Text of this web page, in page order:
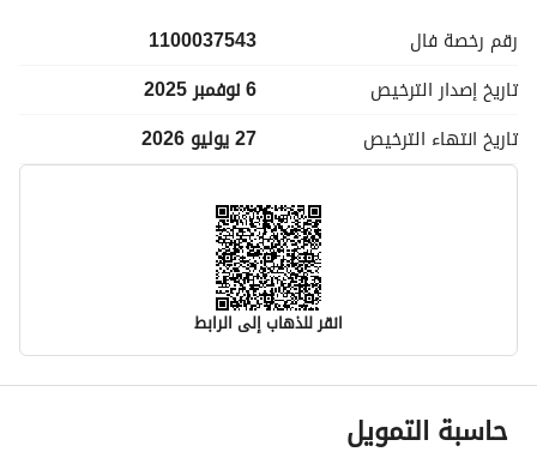
رقم رخصة فال
1100037543
تاريخ إصدار الترخيص
6 نوفمبر 2025
تاريخ انتهاء الترخيص 27 يوليو 2026
انقر للذهاب إلى الرابط
معلومات مسؤول الإعلان
اسم المسؤول
حاسبة التمويل